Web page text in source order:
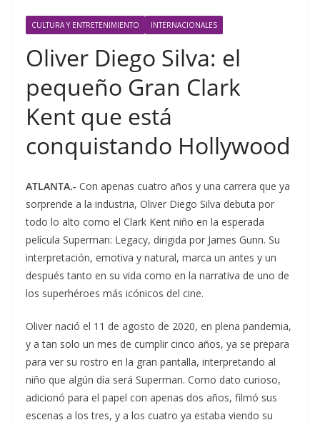
CULTURA Y ENTRETENIMIENTO INTERNACIONALES
Oliver Diego Silva: el
pequeño Gran Clark
Kent que está
conquistando Hollywood
ATLANTA.- Con apenas cuatro años y una carrera que ya
sorprende a la industria, Oliver Diego Silva debuta por
todo lo alto como el Clark Kent niño en la esperada
película Superman: Legacy, dirigida por James Gunn. Su
interpretación, emotiva y natural, marca un antes y un
después tanto en su vida como en la narrativa de uno de
los superhéroes más icónicos del cine.
Oliver nació el 11 de agosto de 2020, en plena pandemia,
y a tan solo un mes de cumplir cinco años, ya se prepara
para ver su rostro en la gran pantalla, interpretando al
niño que algún día será Superman. Como dato curioso,
adicionó para el papel con apenas dos años, filmó sus
escenas a los tres, y a los cuatro ya estaba viendo su